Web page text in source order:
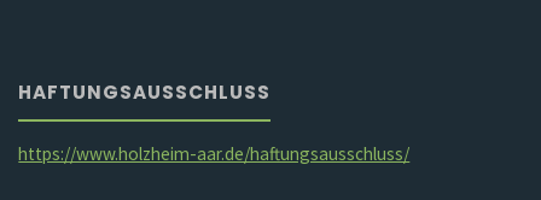
HAFTUNGSAUSSCHLUSS
https://www.holzheim-aar.de/haftungsausschluss/